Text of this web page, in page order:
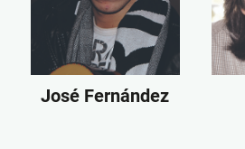
José Fernández